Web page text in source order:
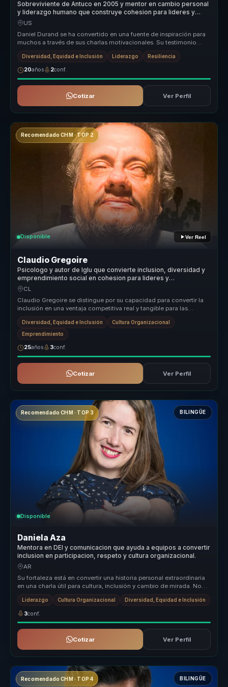
Sobreviviente de Antuco en 2005 y mentor en cambio personal
y liderazgo humano que construye cohesion para lideres y
equipos.
US
Daniel Durand se ha convertido en una fuente de inspiración para
muchos a través de sus charlas motivacionales. Su testimonio
sobre la tr...
Diversidad, Equidad e Inclusión Liderazgo Resiliencia
20años 2conf.
Cotizar Ver Perfil
Recomendado CHM · TOP 2
Disponible Ver Reel
Claudio Gregoire
Psicologo y autor de Iglu que convierte inclusion, diversidad y
emprendimiento social en cohesion para lideres y
organizaciones.
CL
Claudio Gregoire se distingue por su capacidad para convertir la
inclusión en una ventaja competitiva real y tangible para las
organizaci...
Diversidad, Equidad e Inclusión Cultura Organizacional
Emprendimiento
25años 3conf.
Cotizar Ver Perfil
Recomendado CHM · TOP 3 BILINGÜE
Disponible
Daniela Aza
Mentora en DEI y comunicacion que ayuda a equipos a convertir
inclusion en participacion, respeto y cultura organizacional.
AR
Su fortaleza está en convertir una historia personal extraordinaria
en una charla útil para cultura, inclusión y cambio de mirada. No
hab...
Liderazgo Cultura Organizacional Diversidad, Equidad e Inclusión
3conf.
Cotizar Ver Perfil
Recomendado CHM · TOP 4 BILINGÜE